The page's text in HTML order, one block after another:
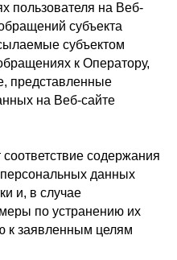
пользователя на Веб-
субъекта
субъектом
к Оператору,
представленные
на Веб-сайте
содержания
данных
и, в случае
по устранению их
к заявленным целям